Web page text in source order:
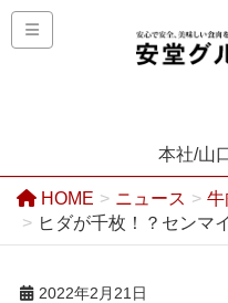
本社/山
HOME ニュース
牛
ヒダが千枚！？センマ
2022年2月21日